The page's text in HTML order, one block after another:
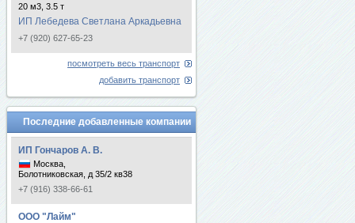
20 м3, 3.5 т
ИП Лебедева Светлана Аркадьевна
+7 (920) 627-65-23
посмотреть весь транспорт
добавить транспорт
Последние добавленные компании
ИП Гончаров А. В.
Москва,
Болотниковская, д 35/2 кв38
+7 (916) 338-66-61
ООО "Лайм"